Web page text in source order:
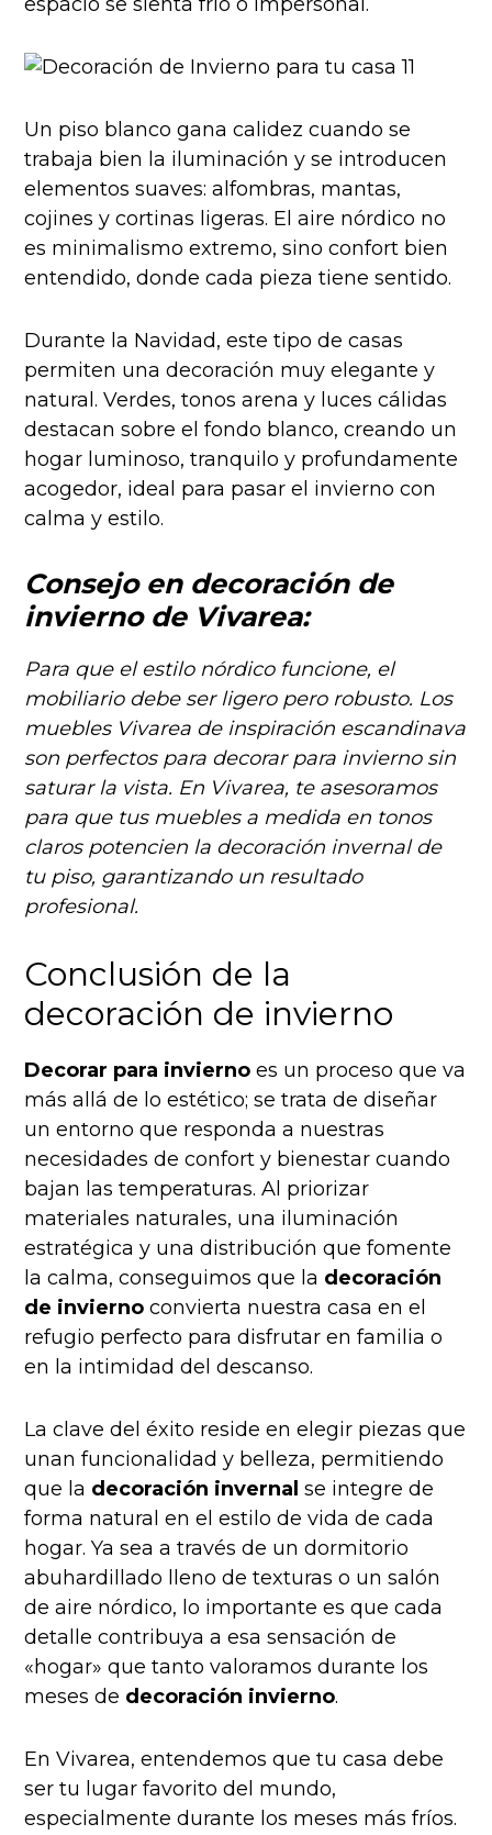
Un piso blanco gana calidez cuando se
trabaja bien la iluminación y se introducen
elementos suaves: alfombras, mantas,
cojines y cortinas ligeras. El aire nórdico no
es minimalismo extremo, sino confort bien
entendido, donde cada pieza tiene sentido.
Durante la Navidad, este tipo de casas
permiten una decoración muy elegante y
natural. Verdes, tonos arena y luces cálidas
destacan sobre el fondo blanco, creando un
hogar luminoso, tranquilo y profundamente
acogedor, ideal para pasar el invierno con
calma y estilo.
Consejo en decoración de
invierno de Vivarea:
Para que el estilo nórdico funcione, el
mobiliario debe ser ligero pero robusto. Los
muebles Vivarea de inspiración escandinava
son perfectos para decorar para invierno sin
saturar la vista. En Vivarea, te asesoramos
para que tus muebles a medida en tonos
claros potencien la decoración invernal de
tu piso, garantizando un resultado
profesional.
Conclusión de la
decoración de invierno
Decorar para invierno es un proceso que va
más allá de lo estético; se trata de diseñar
un entorno que responda a nuestras
necesidades de confort y bienestar cuando
bajan las temperaturas. Al priorizar
materiales naturales, una iluminación
estratégica y una distribución que fomente
la calma, conseguimos que la decoración
de invierno convierta nuestra casa en el
refugio perfecto para disfrutar en familia o
en la intimidad del descanso.
La clave del éxito reside en elegir piezas que
unan funcionalidad y belleza, permitiendo
que la decoración invernal se integre de
forma natural en el estilo de vida de cada
hogar. Ya sea a través de un dormitorio
abuhardillado lleno de texturas o un salón
de aire nórdico, lo importante es que cada
detalle contribuya a esa sensación de
«hogar» que tanto valoramos durante los
meses de decoración invierno.
En Vivarea, entendemos que tu casa debe
ser tu lugar favorito del mundo,
especialmente durante los meses más fríos.